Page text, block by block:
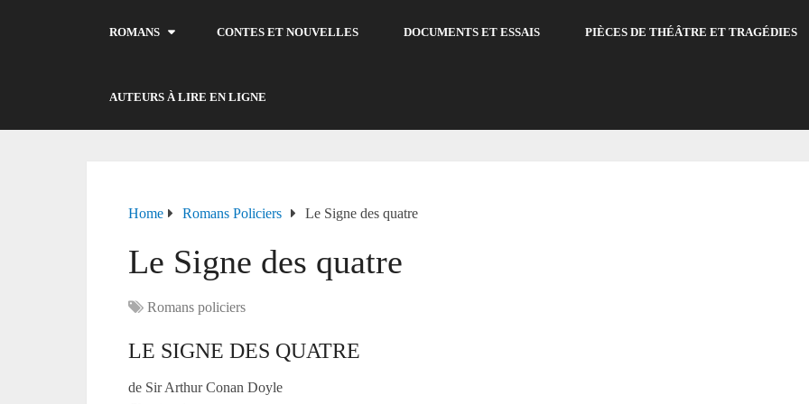
ROMANS CONTES ET NOUVELLES DOCUMENTS ET ESSAIS PIÈCES DE THÉÂTRE ET TRAGÉDIES
AUTEURS À LIRE EN LIGNE
Home Romans Policiers Le Signe des quatre
Le Signe des quatre
Romans policiers
LE SIGNE DES QUATRE
de Sir Arthur Conan Doyle